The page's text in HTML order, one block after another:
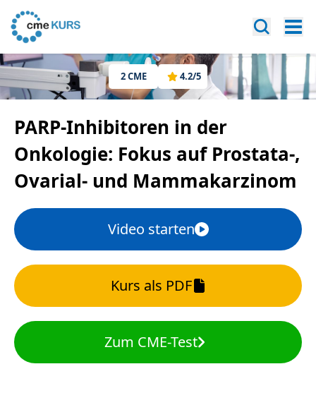
2CME 4.2/5
PARP-Inhibitoren in der
Onkologie: Fokus auf Prostata-,
Ovarial- und Mammakarzinom
Video starten
Kurs als PDF
Zum CME-Test